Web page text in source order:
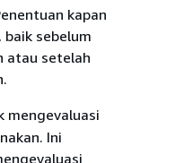
kapan
baik sebelum
atau setelah
mengevaluasi
Ini